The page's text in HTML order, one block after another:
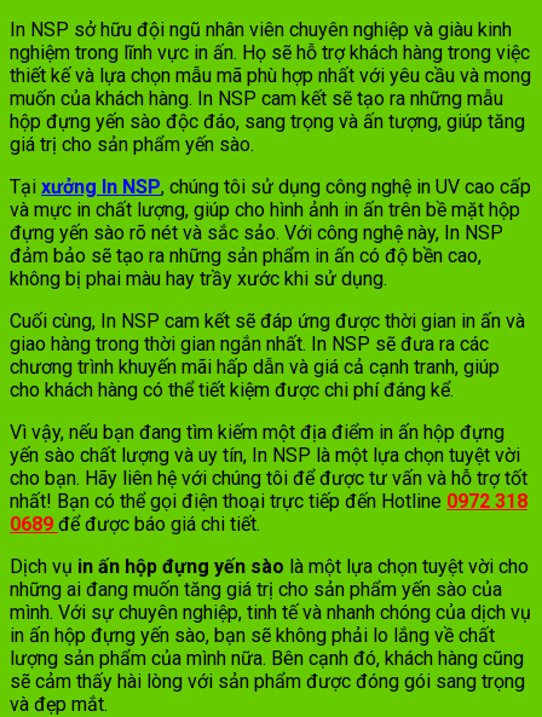
In NSP sở hữu đội ngũ nhân viên chuyên nghiệp và giàu kinh
nghiệm trong lĩnh vực in ấn. Họ sẽ hỗ trợ khách hàng trong việc
thiết kế và lựa chọn mẫu mã phù hợp nhất với yêu cầu và mong
muốn của khách hàng. In NSP cam kết sẽ tạo ra những mẫu
hộp đựng yến sào độc đáo, sang trọng và ấn tượng, giúp tăng
giá trị cho sản phẩm yến sào.
Tại xưởng In NSP, chúng tôi sử dụng công nghệ in UV cao cấp
và mực in chất lượng, giúp cho hình ảnh in ấn trên bề mặt hộp
đựng yến sào rõ nét và sắc sảo. Với công nghệ này, In NSP
đảm bảo sẽ tạo ra những sản phẩm in ấn có độ bền cao,
không bị phai màu hay trầy xước khi sử dụng.
Cuối cùng, In NSP cam kết sẽ đáp ứng được thời gian in ấn và
giao hàng trong thời gian ngắn nhất. In NSP sẽ đưa ra các
chương trình khuyến mãi hấp dẫn và giá cả cạnh tranh, giúp
cho khách hàng có thể tiết kiệm được chi phí đáng kể.
Vì vậy, nếu bạn đang tìm kiếm một địa điểm in ấn hộp đựng
yến sào chất lượng và uy tín, In NSP là một lựa chọn tuyệt vời
cho bạn. Hãy liên hệ với chúng tôi để được tư vấn và hỗ trợ tốt
nhất! Bạn có thể gọi điện thoại trực tiếp đến Hotline 0972 318
0689 để được báo giá chi tiết.
Dịch vụ in ấn hộp đựng yến sào là một lựa chọn tuyệt vời cho
những ai đang muốn tăng giá trị cho sản phẩm yến sào của
mình. Với sự chuyên nghiệp, tinh tế và nhanh chóng của dịch vụ
in ấn hộp đựng yến sào, bạn sẽ không phải lo lắng về chất
lượng sản phẩm của mình nữa. Bên cạnh đó, khách hàng cũng
sẽ cảm thấy hài lòng với sản phẩm được đóng gói sang trọng
và đẹp mắt.